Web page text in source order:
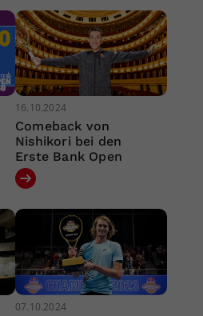
16.10.2024
Comeback von
Nishikori bei den
Erste Bank Open
07.10.2024